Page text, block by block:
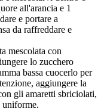
all'arancia e 1
e portare a
da raffreddare e
mescolata con
lo zucchero
bassa cuocerlo per
aggiungere la
gli amaretti sbriciolati,
uniforme.